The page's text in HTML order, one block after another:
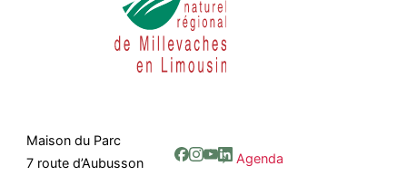
Maison du Parc
7 route d’Aubusson
Agenda